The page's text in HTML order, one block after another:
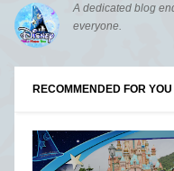
A dedicated blog
everyone.
RECOMMENDED FOR YOU